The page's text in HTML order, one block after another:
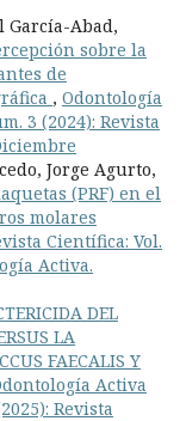
García-Abad,
sobre la
de
, Odontología
3 (2024): Revista
Jorge Agurto,
(PRF) en el
molares
Científica: Vol.
Activa.
DEL
LA
FAECALIS Y
Activa
Revista